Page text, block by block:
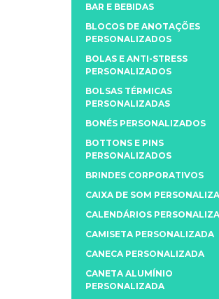
BAR E BEBIDAS
BLOCOS DE ANOTAÇÕES
PERSONALIZADOS
BOLAS E ANTI-STRESS
PERSONALIZADOS
BOLSAS TÉRMICAS
PERSONALIZADAS
BONÉS PERSONALIZADOS
BOTTONS E PINS
PERSONALIZADOS
BRINDES CORPORATIVOS
CAIXA DE SOM
CALENDÁRIOS
CAMISETA PERSONALIZADA
CANECA PERSONALIZADA
CANETA ALUMÍNIO
PERSONALIZADA